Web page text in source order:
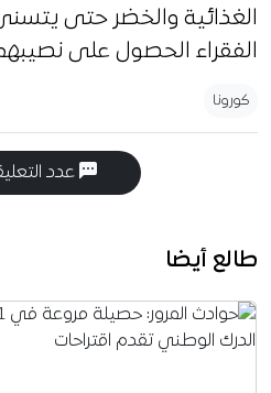
الغذائية والخضر حتى
الفقراء الحصول على
كورونا
عدد
طالع أيضا